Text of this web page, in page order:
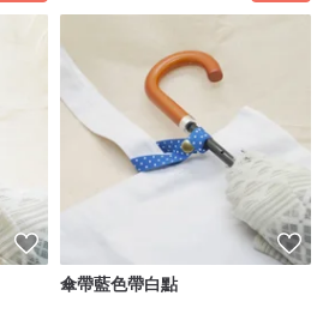
傘帶藍色帶白點